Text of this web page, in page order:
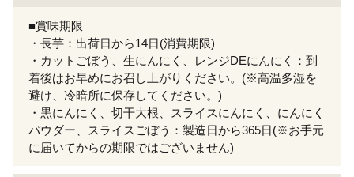
■賞味期限
・長芋：出荷日から14日(消費期限)
・カットごぼう、生にんにく、レンジDEにんにく：到
着後はお早めにお召し上がりください。(※高温多湿を
避け、冷暗所に保存してください。)
・黒にんにく、切干大根、スライスにんにく、にんにく
パウダー、スライスごぼう：製造日から365日(※お手元
に届いてからの期限ではございません)